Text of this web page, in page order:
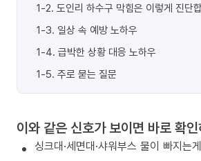
1-2. 도인리 하수구 막힘은 이렇게 진단
1-3. 일상 속 예방 노하우
1-4. 급박한 상황 대응 노하우
1-5. 주로 묻는 질문
이와 같은 신호가 보이면 바로 확
싱크대·세면대·샤워부스 물이 빠지는